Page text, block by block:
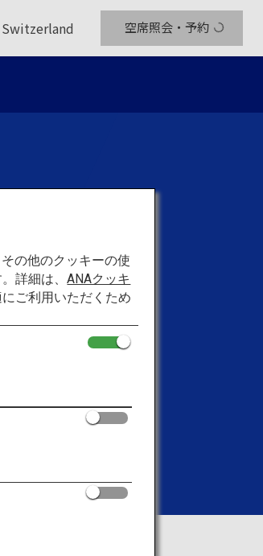
Switzerland 空席照会・予約
の他のクッキーの使
詳細は、ANAクッキ
ご利用いただくため